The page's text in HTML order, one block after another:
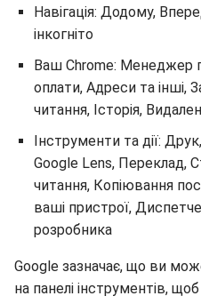
Навігація: Додому,
інкогніто
Ваш Chrome: Менеджер
оплати, Адреси та інші,
читання, Історія,
Інструменти та дії:
Google Lens, Переклад,
читання, Копіювання
ваші пристрої,
розробника
Google зазначає, що ви
на панелі інструментів,